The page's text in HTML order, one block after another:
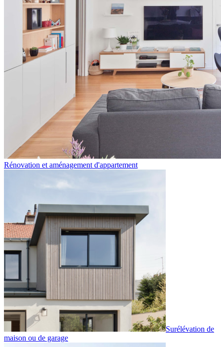
Rénovation et aménagement d'appartement
Surélévation de
maison ou de garage